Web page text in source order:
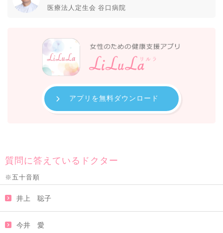
医療法人定生会 谷口病院
アプリを無料ダウンロード
質問に答えているドクター
※五十音順
井上 聡子
今井 愛